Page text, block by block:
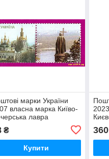
марки України
власна марка Київо-
лавра
₴
Купити
360